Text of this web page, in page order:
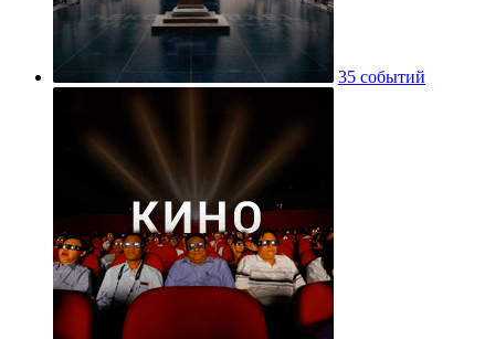
35 событий